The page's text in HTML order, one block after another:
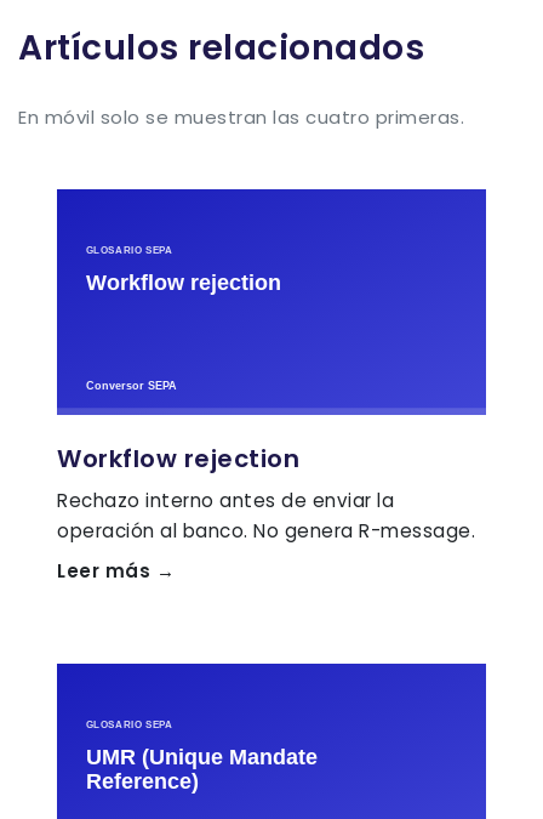
Artículos relacionados
En móvil solo se muestran las cuatro primeras.
Workflow rejection
Rechazo interno antes de enviar la
operación al banco. No genera R-message.
Leer más →